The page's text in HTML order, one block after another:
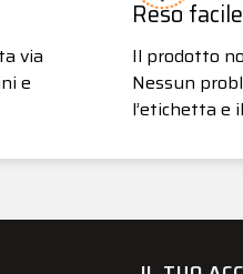
via
e
Reso facile
Il prodotto
Nessun
l’etichetta e